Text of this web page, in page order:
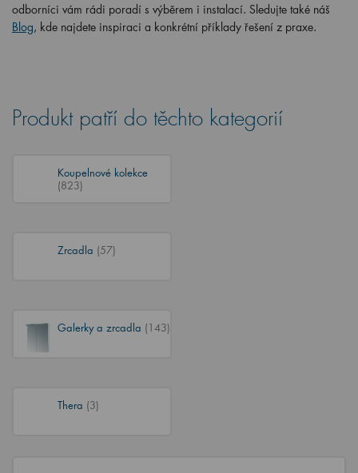
odborníci vám rádi poradí s výběrem i instalací. Sledujte také náš
Blog, kde najdete inspiraci a konkrétní příklady řešení z praxe.
Produkt patří do těchto kategorií
Koupelnové kolekce
(823)
Zrcadla (57)
Galerky a zrcadla (143)
Thera (3)